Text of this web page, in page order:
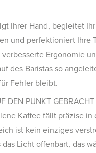
Ihrer Hand, begleitet
und perfektioniert Ihre
Ergonomie
des Baristas so
Fehler bleibt.
DEN PUNKT GEBRACHT
Kaffee fällt präzise in
ist kein einziges
das Licht offenbart, das